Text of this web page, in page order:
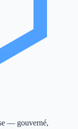
— gouverné,